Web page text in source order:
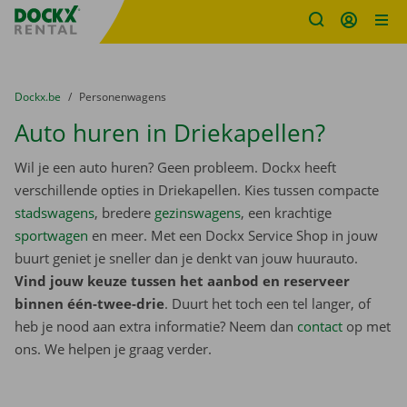
Fratello DEMO
U bevindt zich hier:
van
Dockx.be naar
Personenwagens
Auto huren in Driekapellen?
Wil je een auto huren? Geen probleem. Dockx heeft
verschillende opties in Driekapellen. Kies tussen compacte
stadswagens, bredere gezinswagens, een krachtige
sportwagen en meer. Met een Dockx Service Shop in jouw
buurt geniet je sneller dan je denkt van jouw huurauto.
Vind jouw keuze tussen het aanbod en reserveer
binnen één-twee-drie. Duurt het toch een tel langer, of
heb je nood aan extra informatie? Neem dan contact op met
ons. We helpen je graag verder.